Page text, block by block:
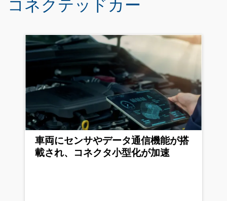
コネクテッドカー
車両にセンサやデータ通信機能が搭
載され、コネクタ小型化が加速